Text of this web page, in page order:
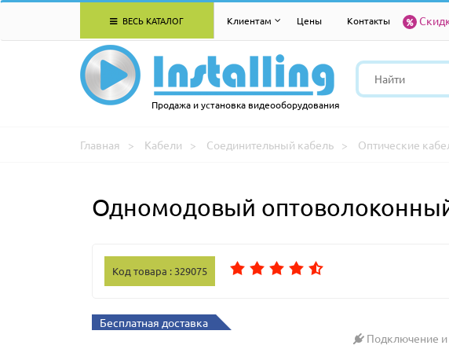
ВЕСЬ КАТАЛОГ Клиентам Цены Контакты
Продажа и установка видеооборудования
Главная Кабели Соединительный кабель Оптические
Одномодовый
Код товара : 329075
Бесплатная доставка
Подключение и